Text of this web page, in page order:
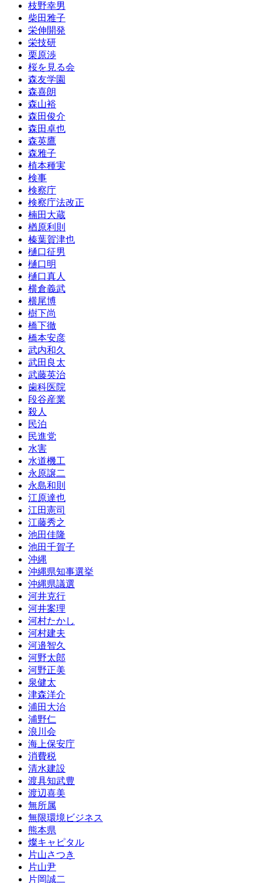
枝野幸男
柴田雅子
栄伸開発
栄技研
栗原渉
桜を見る会
森友学園
森喜朗
森山裕
森田俊介
森田卓也
森英鷹
森雅子
植本種実
検事
検察庁
検察庁法改正
楠田大蔵
楢原利則
榛葉賀津也
樋口征男
樋口明
樋口真人
横倉義武
横尾博
樹下尚
橋下徹
橋本安彦
武内和久
武田良太
武藤英治
歯科医院
段谷産業
殺人
民泊
民進党
水害
水道機工
永原譲二
永島和則
江原達也
江田憲司
江藤秀之
池田佳隆
池田千賀子
沖縄
沖縄県知事選挙
沖縄県議選
河井克行
河井案理
河村たかし
河村建夫
河邉智久
河野太郎
河野正美
泉健太
津森洋介
浦田大治
浦野仁
浪川会
海上保安庁
消費税
清水建設
渡具知武豊
渡辺喜美
無所属
無限環境ビジネス
熊本県
燦キャピタル
片山さつき
片山尹
片岡誠二